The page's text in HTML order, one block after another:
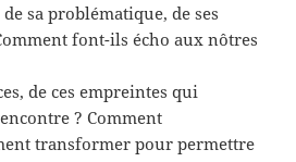
sa problématique, de ses
font-ils écho aux nôtres
de ces empreintes qui
? Comment
transformer pour permettre